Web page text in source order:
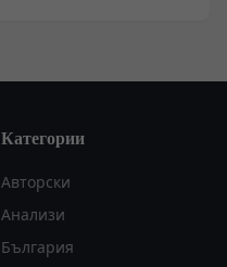
Категории
Авторски
Анализи
България